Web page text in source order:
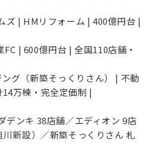
ズ | HMリフォーム | 400億円台 |
| 600億円台 | 全国110店舗・
グ（新築そっくりさん） | 不動
万棟・完全定価制 |
ンキ 38店舗／エディオン 9店
新設）／新築そっくりさん 札